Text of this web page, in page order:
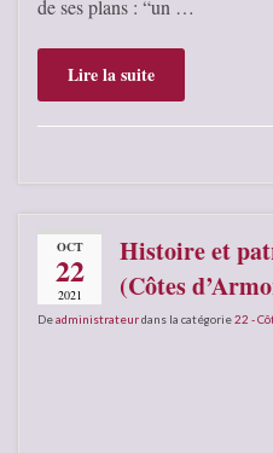
de ses plans : “un …
Lire la suite
OCT
22
2021
Histoire et
(Côtes
Deadministrateurdans la catégorie22 -